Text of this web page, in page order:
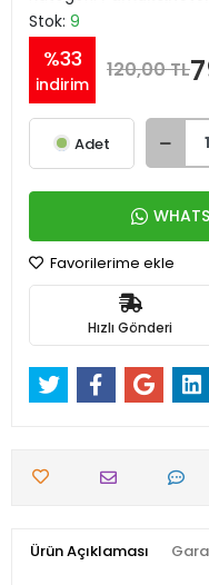
Stok: 9
%33
indirim
120,00 TL
Adet
Favorilerime ekle
Hızlı Gönderi
Ürün Açıklaması